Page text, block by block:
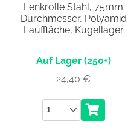
Lenkrolle Stahl, 75mm
Durchmesser, Polyamid
Lauffläche, Kugellager
(250+)
24,40€
Anzahl